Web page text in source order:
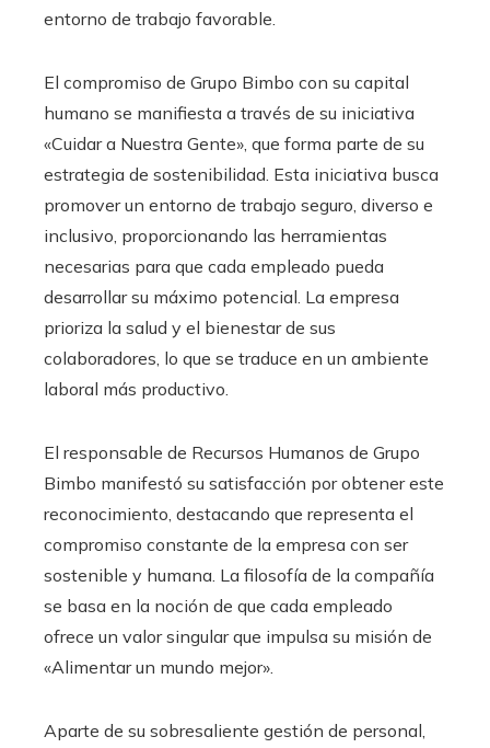
entorno de trabajo favorable.
El compromiso de Grupo Bimbo con su capital
humano se manifiesta a través de su iniciativa
«Cuidar a Nuestra Gente», que forma parte de su
estrategia de sostenibilidad. Esta iniciativa busca
promover un entorno de trabajo seguro, diverso e
inclusivo, proporcionando las herramientas
necesarias para que cada empleado pueda
desarrollar su máximo potencial. La empresa
prioriza la salud y el bienestar de sus
colaboradores, lo que se traduce en un ambiente
laboral más productivo.
El responsable de Recursos Humanos de Grupo
Bimbo manifestó su satisfacción por obtener este
reconocimiento, destacando que representa el
compromiso constante de la empresa con ser
sostenible y humana. La filosofía de la compañía
se basa en la noción de que cada empleado
ofrece un valor singular que impulsa su misión de
«Alimentar un mundo mejor».
Aparte de su sobresaliente gestión de personal,